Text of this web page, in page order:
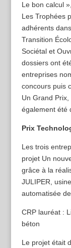
Le bon calcul
Les Trophées
adhérents
Transition
Sociétal et
dossiers ont
entreprises
concours puis
Un Grand
également été
Prix
Les trois
projet Un
grâce à la
JULIPER,
automatisée
CRP lauréat :
béton
Le projet était